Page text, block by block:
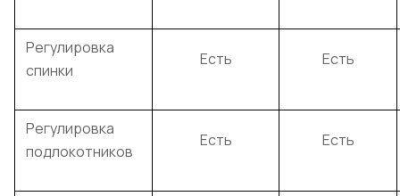
Регулировка
спинки
Есть Есть
Регулировка
подлокотников
Есть Есть